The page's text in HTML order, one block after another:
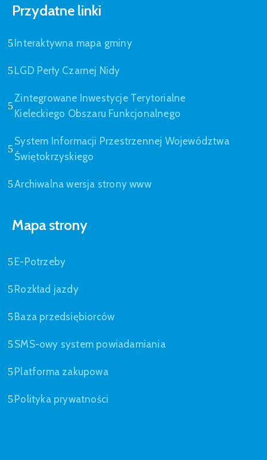
Przydatne linki
Interaktywna mapa gminy
LGD Perły Czarnej Nidy
Zintegrowane Inwestycje Terytorialne
Kieleckiego Obszaru Funkcjonalnego
System Informacji Przestrzennej Województwa
Świętokrzyskiego
Archiwalna wersja strony www
Mapa strony
E-Potrzeby
Rozkład jazdy
Baza przedsiębiorców
SMS-owy system powiadamiania
Platforma zakupowa
Polityka prywatności